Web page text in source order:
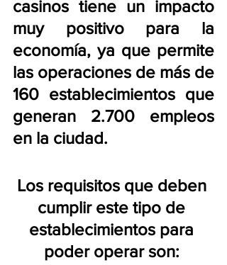
casinos tiene un impacto
muy positivo para la
economía, ya que permite
las operaciones de más de
160 establecimientos que
generan 2.700 empleos
en la ciudad.
Los requisitos que deben
cumplir este tipo de
establecimientos para
poder operar son: